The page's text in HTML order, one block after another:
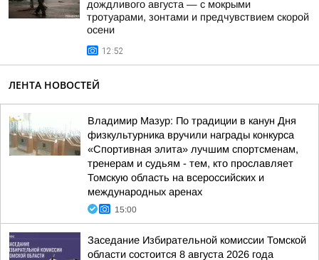
дождливого августа — с мокрыми
тротуарами, зонтами и предчувствием скорой
осени
12:52
ЛЕНТА НОВОСТЕЙ
Владимир Мазур: По традиции в канун Дня
физкультурника вручили награды конкурса
«Спортивная элита» лучшим спортсменам,
тренерам и судьям - тем, кто прославляет
Томскую область на всероссийских и
международных аренах
15:00
Заседание Избирательной комиссии Томской
области состоится 8 августа 2026 года